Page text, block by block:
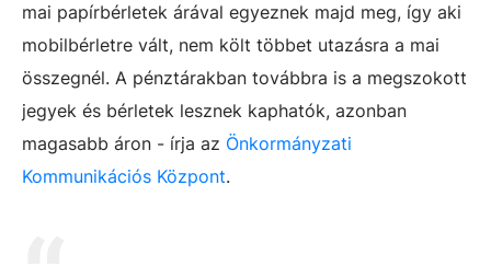
mai papírbérletek árával egyeznek majd meg, így aki
mobilbérletre vált, nem költ többet utazásra a mai
összegnél. A pénztárakban továbbra is a megszokott
jegyek és bérletek lesznek kaphatók, azonban
magasabb áron - írja az Önkormányzati
Kommunikációs Központ.